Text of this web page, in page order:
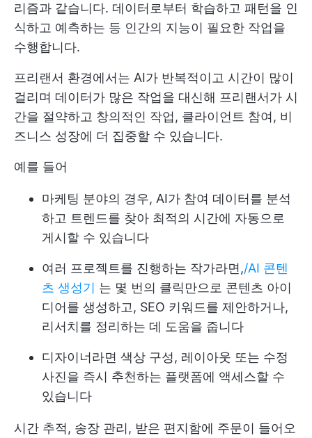
리즘과 같습니다. 데이터로부터 학습하고 패턴을 인
식하고 예측하는 등 인간의 지능이 필요한 작업을
수행합니다.
프리랜서 환경에서는 AI가 반복적이고 시간이 많이
걸리며 데이터가 많은 작업을 대신해 프리랜서가 시
간을 절약하고 창의적인 작업, 클라이언트 참여, 비
즈니스 성장에 더 집중할 수 있습니다.
예를 들어
마케팅 분야의 경우, AI가 참여 데이터를 분석
하고 트렌드를 찾아 최적의 시간에 자동으로
게시할 수 있습니다
여러 프로젝트를 진행하는 작가라면,/AI 콘텐
츠 생성기 는 몇 번의 클릭만으로 콘텐츠 아이
디어를 생성하고, SEO 키워드를 제안하거나,
리서치를 정리하는 데 도움을 줍니다
디자이너라면 색상 구성, 레이아웃 또는 수정
사진을 즉시 추천하는 플랫폼에 액세스할 수
있습니다
시간 추적, 송장 관리, 받은 편지함에 주문이 들어오